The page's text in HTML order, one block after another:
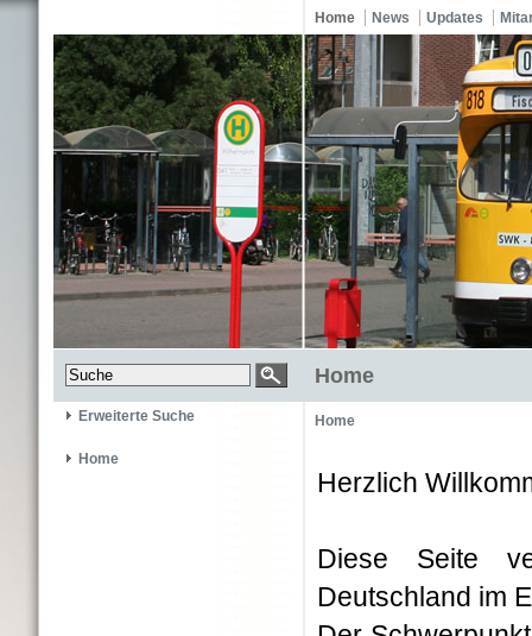
Home News Updates
Home
Erweiterte Suche
Home
Home
Herzlich
Diese Seite
Deutschland im